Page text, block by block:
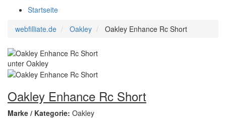
Startseite
webfilliate.de
Oakley Oakley Enhance Rc Short
Oakley Enhance Rc Short
Marke / Kategorie: Oakley